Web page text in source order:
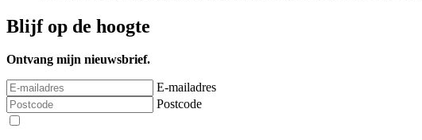
Blijf op de hoogte
Ontvang mijn nieuwsbrief.
E-mailadres
Postcode